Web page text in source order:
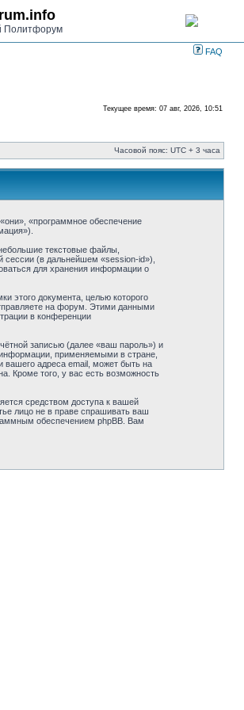
Политфорум
FAQ
Текущее время: 07 авг, 2026, 10:51
Часовой пояс: UTC + 3 часа
«программное обеспечение
текстовые файлы,
сессии (в дальнейшем «session-id»),
для хранения информации о
этого документа, целью которого
на форум. Этими данными
в конференции
записью (далее «ваш пароль») и
применяемыми в стране,
вашего адреса email, может быть на
Кроме того, у вас есть возможность
средством доступа к вашей
лицо не в праве спрашивать ваш
обеспечением phpBB. Вам